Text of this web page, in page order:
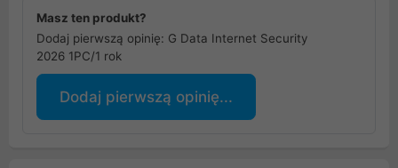
Masz ten produkt?
Dodaj pierwszą opinię: G Data Internet Security
2026 1PC/1 rok
Dodaj pierwszą opinię...